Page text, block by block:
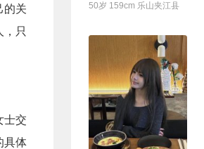
的关
只
士交
具体
50岁 159cm 乐山夹江县